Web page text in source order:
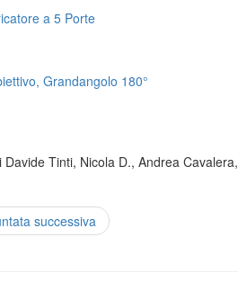
a 5 Porte
Grandangolo 180°
Tinti, Nicola D., Andrea Cavalera,
successiva